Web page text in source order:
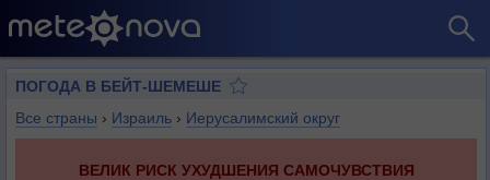
ПОГОДА В БЕЙТ-ШЕМЕШЕ
Все страны › Израиль › Иерусалимский округ
ВЕЛИК РИСК УХУДШЕНИЯ САМОЧУВСТВИЯ